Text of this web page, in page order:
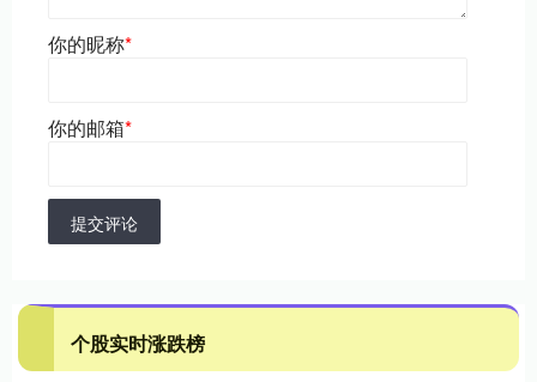
你的昵称*
你的邮箱*
提交评论
个股实时涨跌榜